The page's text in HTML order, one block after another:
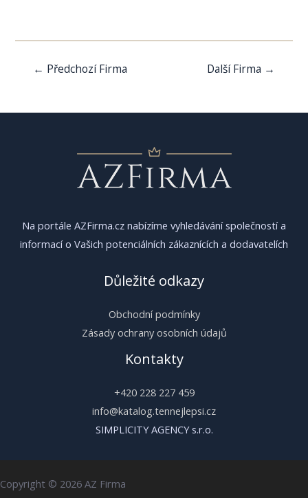
Navigace
← Předchozí Firma Další Firma →
Na portále AZFirma.cz nabízíme vyhledávání společností a
informací o Vašich potenciálních zákaznících a dodavatelích
Důležité odkazy
Obchodní podmínky
Zásady ochrany osobních údajů
Kontakty
+420 228 227 459
info@katalog.tennejlepsi.cz
SIMPLICITY AGENCY s.r.o.
Copyright © 2026 AZ Firma